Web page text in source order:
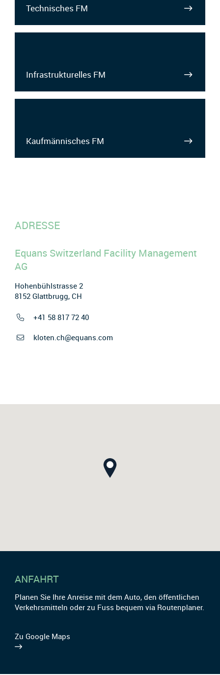
Technisches FM
Infrastrukturelles FM
Kaufmännisches FM
ADRESSE
Equans Switzerland Facility Management
AG
Hohenbühlstrasse 2
8152 Glattbrugg, CH
+41 58 817 72 40
kloten.ch@equans.com
ANFAHRT
Planen Sie Ihre Anreise mit dem Auto, den öffentlichen
Verkehrsmitteln oder zu Fuss bequem via Routenplaner.
Zu Google Maps